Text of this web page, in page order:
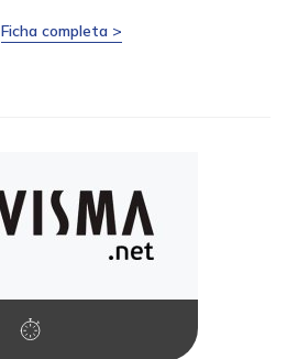
Ficha completa >